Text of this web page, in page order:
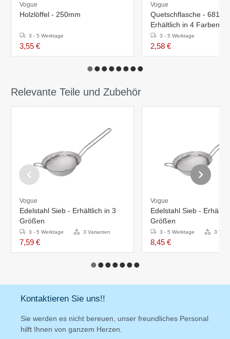
Vogue
Holzlöffel - 250mm
3 - 5 Werktage
3,55 €
Vogue
Quetschflasche - 681ml
Erhältlich in 4 Farben
3 - 5 Werktage
2,58 €
Relevante Teile und Zubehör
Vogue
Edelstahl Sieb - Erhältlich in 3
Größen
3 - 5 Werktage 3 Varianten
7,59 €
Vogue
Edelstahl Sieb -
Größen
3 - 5 Werktage 3
8,45 €
Kontaktieren Sie uns!!
Sie werden es nicht bereuen, unser freundliches Personal
hilft Ihnen von ganzem Herzen.